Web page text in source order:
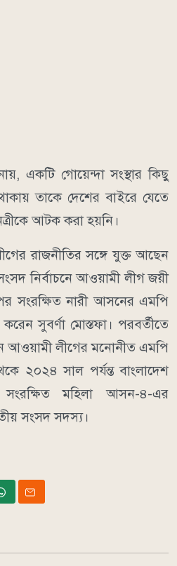
একটি গোয়েন্দা সংস্থার কিছু
তাকে দেশের বাইরে যেতে
আটক করা হয়নি।
রাজনীতির সঙ্গে যুক্ত আছেন
নির্বাচনে আওয়ামী লীগ জয়ী
সংরক্ষিত নারী আসনের এমপি
সুবর্ণা মোস্তফা। পরবর্তীতে
আওয়ামী লীগের মনোনীত এমপি
২০২৪ সাল পর্যন্ত বাংলাদেশ
মহিলা আসন-৪-এর
সংসদ সদস্য।